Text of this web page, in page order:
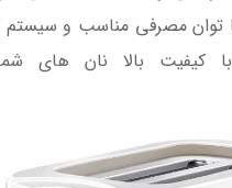
توان مصرفی مناسب و سیستم
کیفیت بالا نان‌ های